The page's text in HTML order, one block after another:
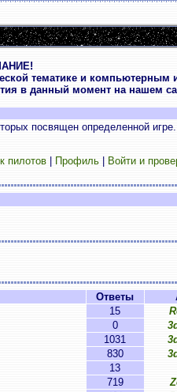
тематике и компьютерным
в данный момент на нашем
посвящен определенной
пилотов| Профиль| Войти и
Ответы
15
0
1031
830
13
719